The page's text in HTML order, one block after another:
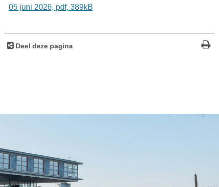
05 juni 2026, pdf, 389kB
Deel deze pagina